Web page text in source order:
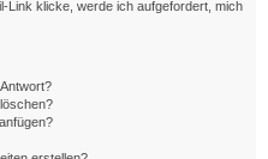
Link klicke, werde ich aufgefordert, mich